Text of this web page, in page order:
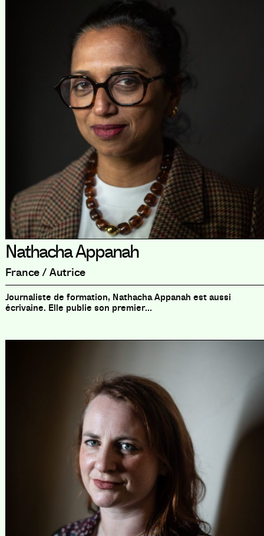
Nathacha Appanah
France / Autrice
Journaliste de formation, Nathacha Appanah est aussi
écrivaine. Elle publie son premier...